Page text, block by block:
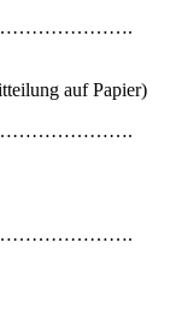
auf Papier)